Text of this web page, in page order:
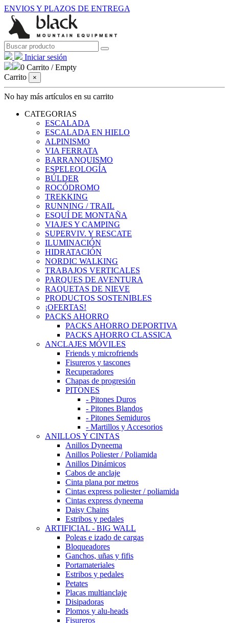
ENVIOS Y PLAZOS DE ENTREGA
Iniciar sesión
0 Carrito /Empty
Carrito
×
No hay más artículos en su carrito
CATEGORIAS
ESCALADA
ESCALADA EN HIELO
ALPINISMO
VIA FERRATA
BARRANQUISMO
ESPELEOLOGÍA
BÚLDER
ROCÓDROMO
TREKKING
RUNNING / TRAIL
ESQUÍ DE MONTAÑA
VIAJES Y CAMPING
SUPERVIV. Y RESCATE
ILUMINACIÓN
HIDRATACIÓN
NORDIC WALKING
TRABAJOS VERTICALES
PARQUES DE AVENTURA
RAQUETAS DE NIEVE
PRODUCTOS SOSTENIBLES
¡OFERTAS!
PACKS AHORRO
PACKS AHORRO DEPORTIVA
PACKS AHORRO CLASSICA
ANCLAJES MÓVILES
Friends y microfriends
Fisureros y tascones
Recuperadores
Chapas de progresión
PITONES
- Pitones Duros
- Pitones Blandos
- Pitones Semiduros
- Martillos y Accesorios
ANILLOS Y CINTAS
Anillos Dyneema
Anillos Poliester / Poliamida
Anillos Dinámicos
Cabos de anclaje
Cinta plana por metros
Cintas express poliester / poliamida
Cintas express dyneema
Daisy Chains
Estribos y pedales
ARTIFICIAL - BIG WALL
Poleas e izado de cargas
Bloqueadores
Ganchos, uñas y fifis
Portamateriales
Estribos y pedales
Petates
Placas multianclaje
Disipadoras
Plomos y alu-heads
Fisureros